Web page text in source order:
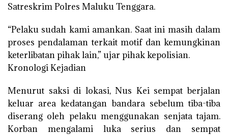
Satreskrim Polres Maluku Tenggara.
“Pelaku sudah kami amankan. Saat ini masih dalam
proses pendalaman terkait motif dan kemungkinan
keterlibatan pihak lain,” ujar pihak kepolisian.
Kronologi Kejadian
Menurut saksi di lokasi, Nus Kei sempat berjalan
keluar area kedatangan bandara sebelum tiba-tiba
diserang oleh pelaku menggunakan senjata tajam.
Korban mengalami luka serius dan sempat